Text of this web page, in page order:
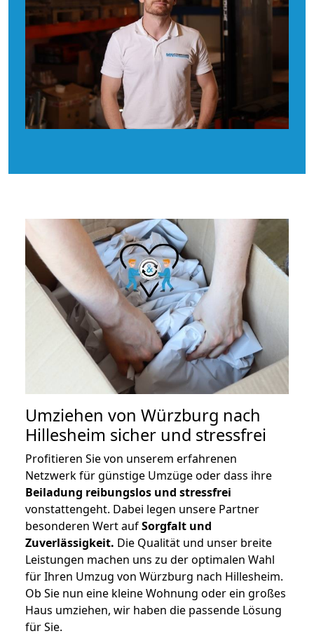
Umziehen von Würzburg nach
Hillesheim sicher und stressfrei
Profitieren Sie von unserem erfahrenen
Netzwerk für günstige Umzüge oder dass ihre
Beiladung reibungslos und stressfrei
vonstattengeht. Dabei legen unsere Partner
besonderen Wert aufSorgfalt und
Zuverlässigkeit. Die Qualität und unser breite
Leistungen machen uns zu der optimalen Wahl
für Ihren Umzug von Würzburg nach Hillesheim.
Ob Sie nun eine kleine Wohnung oder ein großes
Haus umziehen, wir haben die passende Lösung
für Sie.